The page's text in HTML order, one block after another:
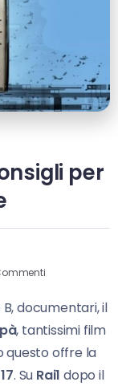
per
documentari, il
, tantissimi film
questo offre la
. Su Rai1 dopo il